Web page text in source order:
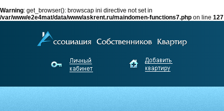
Warning: get_browser(): browscap ini directive not set in
/var/www/e2e4mat/data/www/askrent.ru/maindomen-functions7.php on line 127